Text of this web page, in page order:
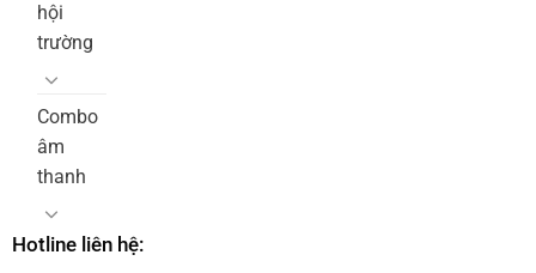
hội
trường
Combo
âm
thanh
Hotline liên hệ: